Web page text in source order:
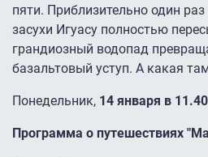
пяти. Приблизительно один
засухи Игуасу полностью
грандиозный водопад
базальтовый уступ. А какая
Понедельник, 14 января в 11.40
Программа о путешествиях